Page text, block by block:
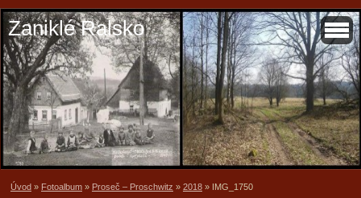
Zaniklé Ralsko
Úvod » Fotoalbum » Proseč – Proschwitz » 2018 » IMG_1750